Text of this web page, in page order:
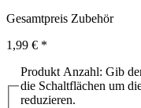
Gesamtpreis Zubehör
1,99 € *
Produkt Anzahl: Gib
die Schaltflächen um
reduzieren.